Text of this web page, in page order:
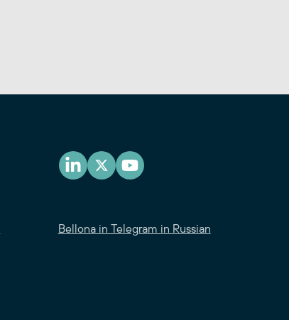
Bellona in Telegram in Russian